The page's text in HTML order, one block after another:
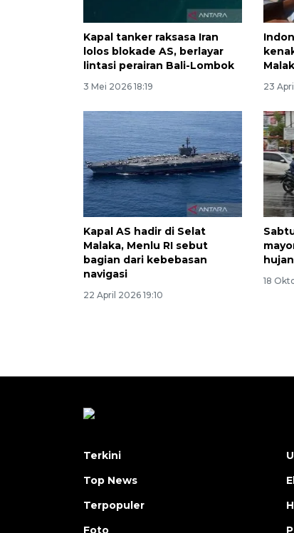
Kapal tanker raksasa Iran
lolos blokade AS, berlayar
lintasi perairan Bali-Lombok
3 Mei 2026 18:19 23
Kapal AS hadir di Selat
Malaka, Menlu RI sebut
bagian dari kebebasan
navigasi
22 April 2026 19:10
18
Terkini
Top News
Terpopuler
Foto